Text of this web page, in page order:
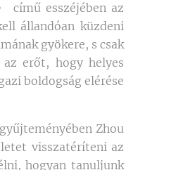
című esszéjében az
állandóan küzdeni
gyökere, s csak
erőt, hogy helyes
boldogság elérése
Zhou
visszatéríteni az
hogyan tanuljunk